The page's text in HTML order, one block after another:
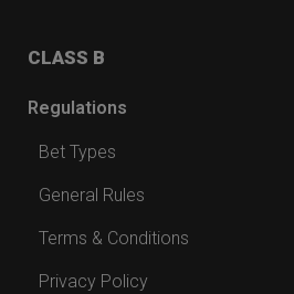
CLASS B
Regulations
Bet Types
General Rules
Terms & Conditions
Privacy Policy